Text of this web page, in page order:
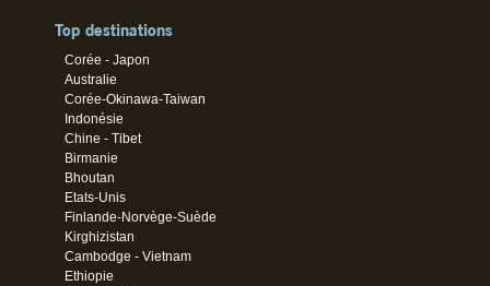
Top destinations
Corée - Japon
Australie
Corée-Okinawa-Taiwan
Indonésie
Chine - Tibet
Birmanie
Bhoutan
Etats-Unis
Finlande-Norvège-Suède
Kirghizistan
Cambodge - Vietnam
Ethiopie